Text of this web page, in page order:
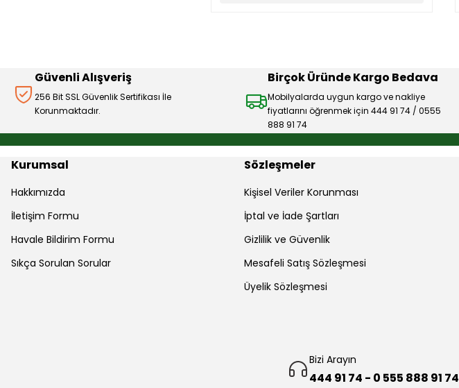
Güvenli Alışveriş
256 Bit SSL Güvenlik Sertifikası İle
Korunmaktadır.
Birçok Üründe Kargo Bedava
Mobilyalarda uygun kargo ve nakliye
fiyatlarını öğrenmek için 444 91 74 / 0555
888 91 74
Kurumsal
Hakkımızda
İletişim Formu
Havale Bildirim Formu
Sıkça Sorulan Sorular
Sözleşmeler
Kişisel Veriler Korunması
İptal ve İade Şartları
Gizlilik ve Güvenlik
Mesafeli Satış Sözleşmesi
Üyelik Sözleşmesi
Bizi Arayın
444 91 74 - 0 555 888 91 74